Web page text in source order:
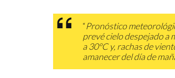
“Pronóstico
prevé cielo despejado a
a 30°C y, rachas de
amanecer del día de